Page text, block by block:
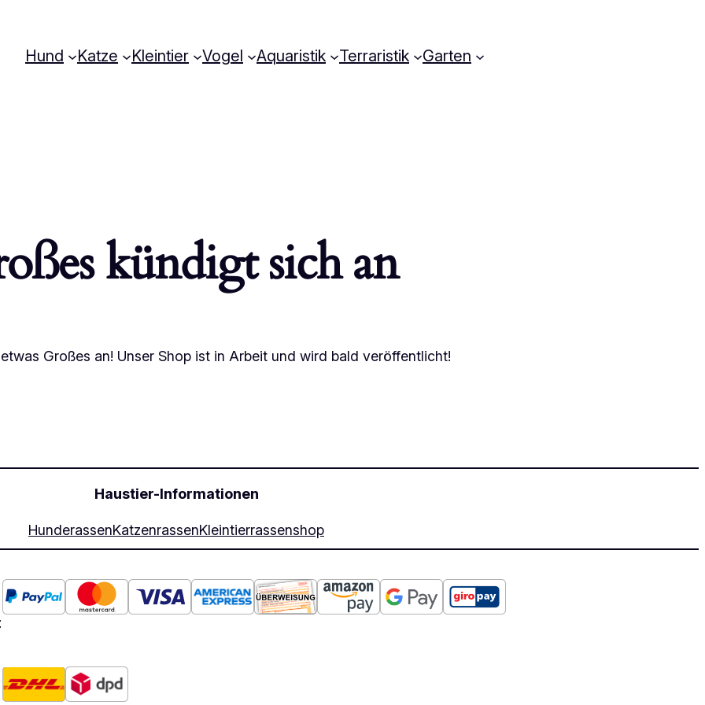
Hund Katze Kleintier Vogel Aquaristik Terraristik Garten
kündigt sich an
Großes an! Unser Shop ist in Arbeit und wird bald veröffentlicht!
Haustier-Informationen
HunderassenKatzenrassenKleintierrassenshop